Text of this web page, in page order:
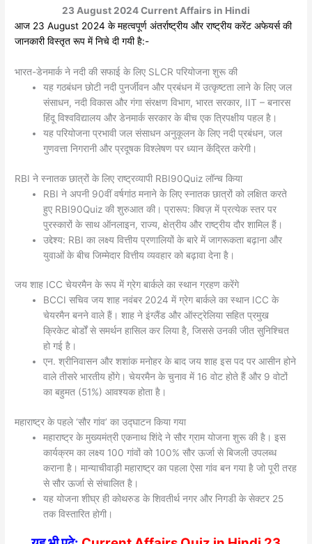
23 August 2024Current Affairs in Hindi
आज 23 August 2024 के महत्वपूर्ण अंतर्राष्ट्रीय और राष्ट्रीय करेंट अफेयर्स की
जानकारी विस्तृत रूप में निचे दी गयी है:-
भारत-डेनमार्क ने नदी की सफाई के लिए SLCR परियोजना शुरू की
यह गठबंधन छोटी नदी पुनर्जीवन और प्रबंधन में उत्कृष्टता लाने के लिए जल
संसाधन, नदी विकास और गंगा संरक्षण विभाग, भारत सरकार, IIT – बनारस
हिंदू विश्वविद्यालय और डेनमार्क सरकार के बीच एक त्रिपक्षीय पहल है।
यह परियोजना प्रभावी जल संसाधन अनुकूलन के लिए नदी प्रबंधन, जल
गुणवत्ता निगरानी और प्रदूषक विश्लेषण पर ध्यान केंद्रित करेगी।
RBI ने स्नातक छात्रों के लिए राष्ट्रव्यापी RBI90Quiz लॉन्च किया
RBI ने अपनी 90वीं वर्षगांठ मनाने के लिए स्नातक छात्रों को लक्षित करते
हुए RBI90Quiz की शुरुआत की। प्रारूप: क्विज़ में प्रत्येक स्तर पर
पुरस्कारों के साथ ऑनलाइन, राज्य, क्षेत्रीय और राष्ट्रीय दौर शामिल हैं।
उद्देश्य: RBI का लक्ष्य वित्तीय प्रणालियों के बारे में जागरूकता बढ़ाना और
युवाओं के बीच जिम्मेदार वित्तीय व्यवहार को बढ़ावा देना है।
जय शाह ICC चेयरमैन के रूप में ग्रेग बार्कले का स्थान ग्रहण करेंगे
BCCI सचिव जय शाह नवंबर 2024 में ग्रेग बार्कले का स्थान ICC के
चेयरमैन बनने वाले हैं। शाह ने इंग्लैंड और ऑस्ट्रेलिया सहित प्रमुख
क्रिकेट बोर्डों से समर्थन हासिल कर लिया है, जिससे उनकी जीत सुनिश्चित
हो गई है।
एन. श्रीनिवासन और शशांक मनोहर के बाद जय शाह इस पद पर आसीन होने
वाले तीसरे भारतीय होंगे। चेयरमैन के चुनाव में 16 वोट होते हैं और 9 वोटों
का बहुमत (51%) आवश्यक होता है।
महाराष्ट्र के पहले ‘सौर गांव’ का उद्घाटन किया गया
महाराष्ट्र के मुख्यमंत्री एकनाथ शिंदे ने सौर ग्राम योजना शुरू की है। इस
कार्यक्रम का लक्ष्य 100 गांवों को 100% सौर ऊर्जा से बिजली उपलब्ध
कराना है। मान्याचीवाड़ी महाराष्ट्र का पहला ऐसा गांव बन गया है जो पूरी तरह
से सौर ऊर्जा से संचालित है।
यह योजना शीघ्र ही कोथरुड के शिवतीर्थ नगर और निगडी के सेक्टर 25
तक विस्तारित होगी।